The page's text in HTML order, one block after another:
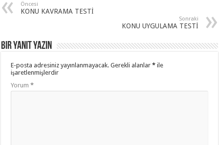
Öncesi
KONU KAVRAMA TESTİ
Sonraki
KONU UYGULAMA TESTİ
Bir yanıt yazın
E-posta adresiniz yayınlanmayacak. Gerekli alanlar* ile
işaretlenmişlerdir
Yorum*